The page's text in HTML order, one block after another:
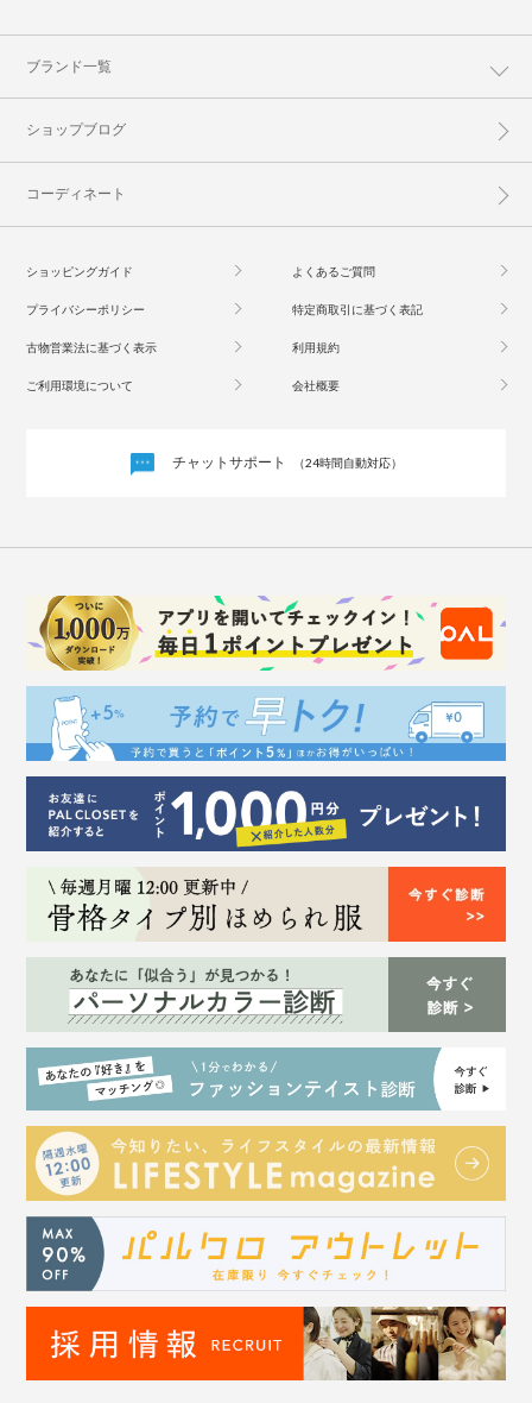
ブランド一覧
ショップブログ
コーディネート
ショッピングガイド よくあるご質問
プライバシーポリシー 特定商取引に基づく表記
古物営業法に基づく表示 利用規約
ご利用環境について 会社概要
チャットサポート （24時間自動対応）